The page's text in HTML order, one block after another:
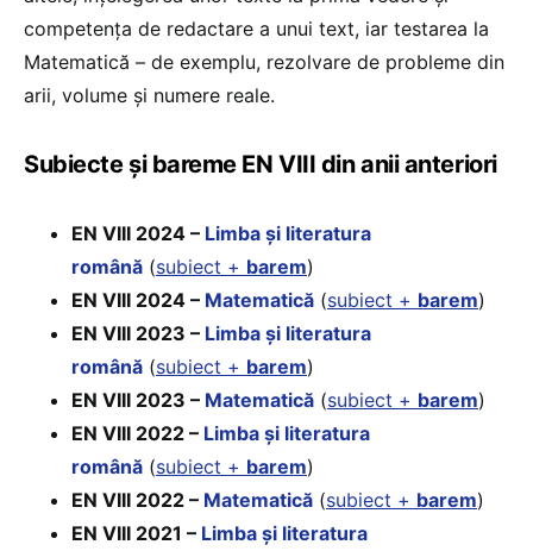
competența de redactare a unui text, iar testarea la
Matematică – de exemplu, rezolvare de probleme din
arii, volume și numere reale.
Subiecte și bareme EN VIII din anii anteriori
EN VIII 2024 – Limba și literatura
română (subiect + barem)
EN VIII 2024 – Matematică (subiect + barem)
EN VIII 2023 – Limba și literatura
română (subiect + barem)
EN VIII 2023 – Matematică (subiect + barem)
EN VIII 2022 – Limba și literatura
română (subiect + barem)
EN VIII 2022 – Matematică (subiect + barem)
EN VIII 2021 – Limba și literatura